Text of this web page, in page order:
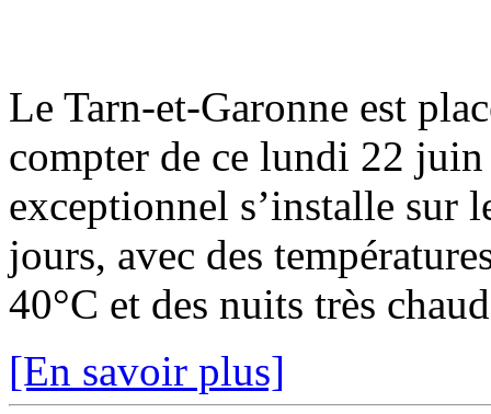
Le Tarn-et-Garonne est
compter de ce lundi 22
exceptionnel s’installe sur
jours, avec des
40°C et des nuits très
[En savoir plus]